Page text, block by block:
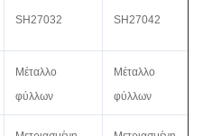
SH27032 SH27042
Μέταλλο
φύλλων
Μέταλλο
φύλλων